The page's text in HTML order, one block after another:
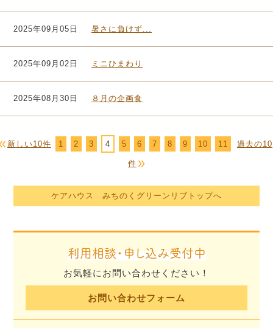
2025年09月05日 暑さに負けず...
2025年09月02日 ミニひまわり
2025年08月30日 ８月の企画食
新しい10件 1 2 3 4 5 6 7 8 9 10 11 過去の10
件
ケアハウス みちのくグリーンリブトップへ
利用相談・申し込み受付中
お気軽にお問い合わせください！
お問い合わせフォーム